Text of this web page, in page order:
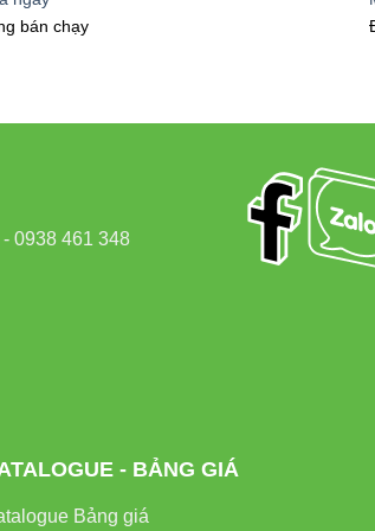
khu cắm trại, khu du lịch sinh thái…
MẶT TRỜI CP01.SL
ĐÈN
bán chạy
0938 461 348
- BẢNG GIÁ
Bảng giá